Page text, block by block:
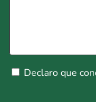
Declaro que